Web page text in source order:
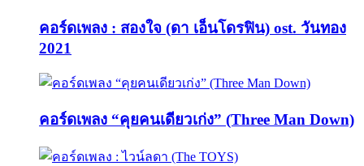
คอร์ดเพลง : สองใจ (ดา เอ็นโดรฟิน) ost. วันทอง
2021
คอร์ดเพลง “คุยคนเดียวเก่ง” (Three Man Down)